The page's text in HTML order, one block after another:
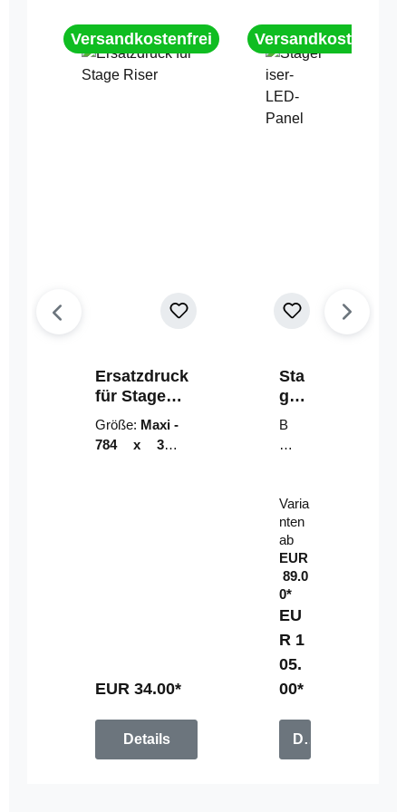
Versandkostenfrei
Ersatzdruck
für Stage
Riser
Größe: Maxi -
784 x 314
EUR 34.00*
Details
Versandkostenfrei
Sta
geri
ser-
LE
D-
el
B
un
mi
t
Fe
rn
be
di
en
u
n
g
Varia
nten
ab
EUR
89.0
0*
EU
R 1
05.
00*
Details